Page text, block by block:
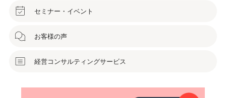
セミナー・イベント
お客様の声
経営コンサルティングサービス